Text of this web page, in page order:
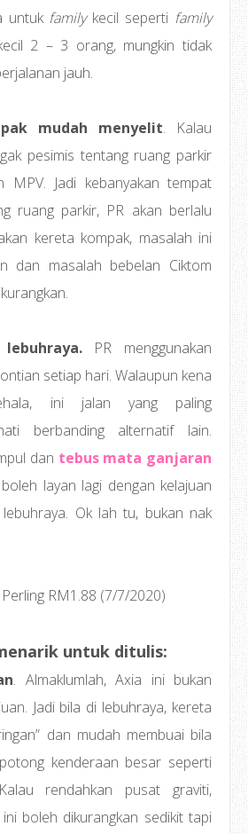
untuk familykecil seperti family
2 – 3 orang, mungkin tidak
jauh.
mudah menyelit. Kalau
pesimis tentang ruang parkir
MPV. Jadi kebanyakan tempat
ruang parkir, PR akan berlalu
kereta kompak, masalah ini
dan masalah bebelan Ciktom
PR menggunakan
setiap hari. Walaupun kena
ini jalan yang paling
berbanding alternatif lain.
dan tebus mata ganjaran
layan lagi dengan kelajuan
Ok lah tu, bukan nak
RM1.88 (7/7/2020)
untuk ditulis:
. Almaklumlah, Axia ini bukan
Jadi bila di lebuhraya, kereta
dan mudah membuai bila
kenderaan besar seperti
rendahkan pusat graviti,
boleh dikurangkan sedikit tapi